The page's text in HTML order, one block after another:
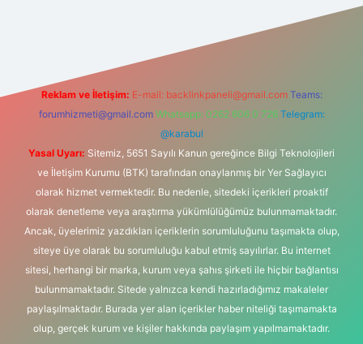
Reklam ve İletişim: E-mail: backlinkpaneli@gmail.com Teams:
forumhizmeti@gmail.com Whatsapp: 0262 606 0 726 Telegram:
@karabul
Yasal Uyarı: Sitemiz, 5651 Sayılı Kanun gereğince Bilgi Teknolojileri
ve İletişim Kurumu (BTK) tarafından onaylanmış bir Yer Sağlayıcı
olarak hizmet vermektedir. Bu nedenle, sitedeki içerikleri proaktif
olarak denetleme veya araştırma yükümlülüğümüz bulunmamaktadır.
Ancak, üyelerimiz yazdıkları içeriklerin sorumluluğunu taşımakta olup,
siteye üye olarak bu sorumluluğu kabul etmiş sayılırlar. Bu internet
sitesi, herhangi bir marka, kurum veya şahıs şirketi ile hiçbir bağlantısı
bulunmamaktadır. Sitede yalnızca kendi hazırladığımız makaleler
paylaşılmaktadır. Burada yer alan içerikler haber niteliği taşımamakta
olup, gerçek kurum ve kişiler hakkında paylaşım yapılmamaktadır.